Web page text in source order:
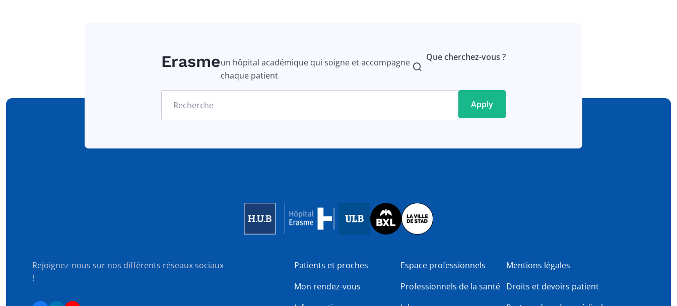
Erasmeun hôpital académique qui soigne et accompagne
chaque patient
Que cherchez-vous ?
Recherche
Image
Rejoignez-nous sur nos différents réseaux sociaux
!
Patients et proches
Mon rendez-vous
Espace professionnels
Professionnels de la santé
Mentions légales
Droits et devoirs patient